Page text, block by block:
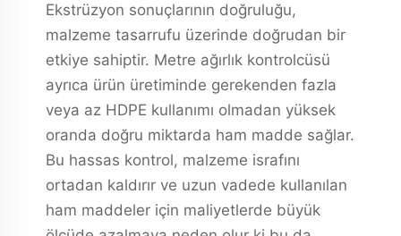
Ekstrüzyon sonuçlarının doğruluğu,
malzeme tasarrufu üzerinde doğrudan bir
etkiye sahiptir. Metre ağırlık kontrolcüsü
ayrıca ürün üretiminde gerekenden fazla
veya az HDPE kullanımı olmadan yüksek
oranda doğru miktarda ham madde sağlar.
Bu hassas kontrol, malzeme israfını
ortadan kaldırır ve uzun vadede kullanılan
ham maddeler için maliyetlerde büyük